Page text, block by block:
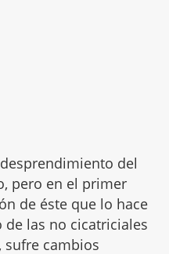
del
pero en el primer
de éste que lo hace
de las no cicatriciales
sufre cambios